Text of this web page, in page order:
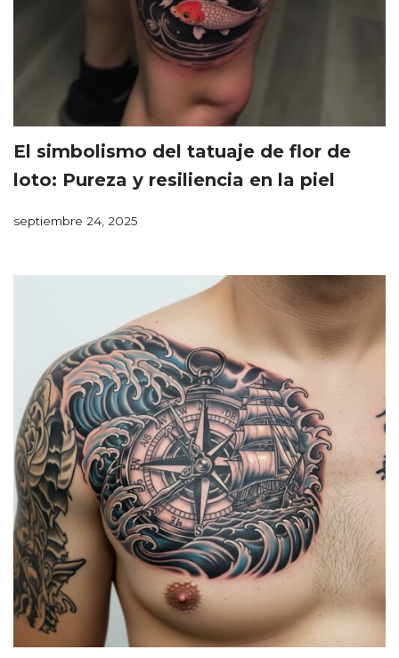
El simbolismo del tatuaje de flor de
loto: Pureza y resiliencia en la piel
septiembre 24, 2025